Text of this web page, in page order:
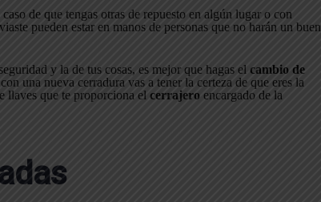
caso de que tengas otras de repuesto en algún lugar o con
pueden estar en manos de personas que no harán un buen
y la de tus cosas, es mejor que hagas el cambio de
una nueva cerradura vas a tener la certeza de que eres la
llaves que te proporciona el cerrajero encargado de la